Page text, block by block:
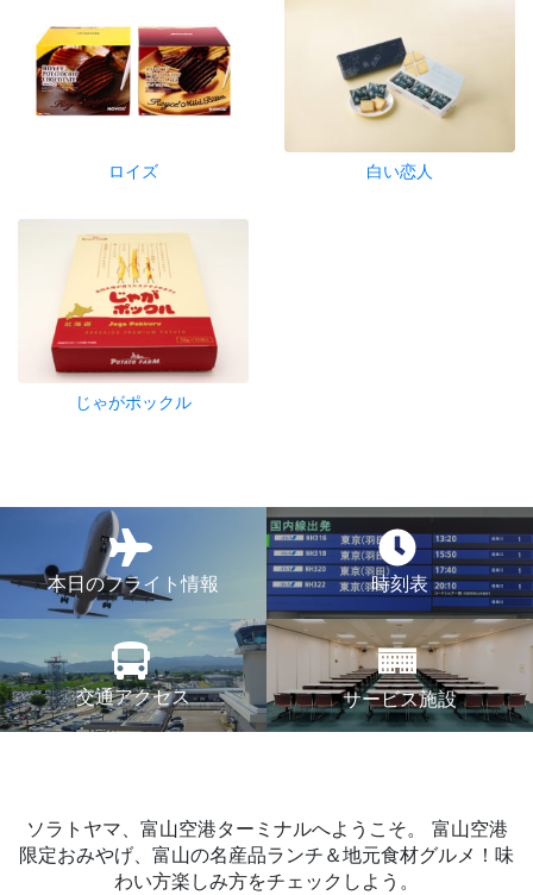
ロイズ 白い恋人
じゃがポックル
本日のフライト情報 時刻表
交通アクセス サービス施設
ソラトヤマ、富山空港ターミナルへようこそ。
富山空港
限定おみやげ、富山の名産品ランチ＆地元食材グルメ！味
わい方楽しみ方をチェックしよう。